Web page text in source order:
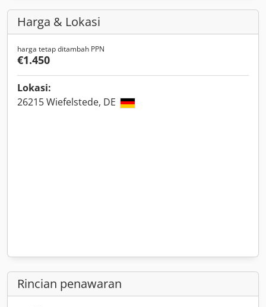
Harga & Lokasi
harga tetap ditambah PPN
€1.450
Lokasi:
26215 Wiefelstede, DE
Rincian penawaran